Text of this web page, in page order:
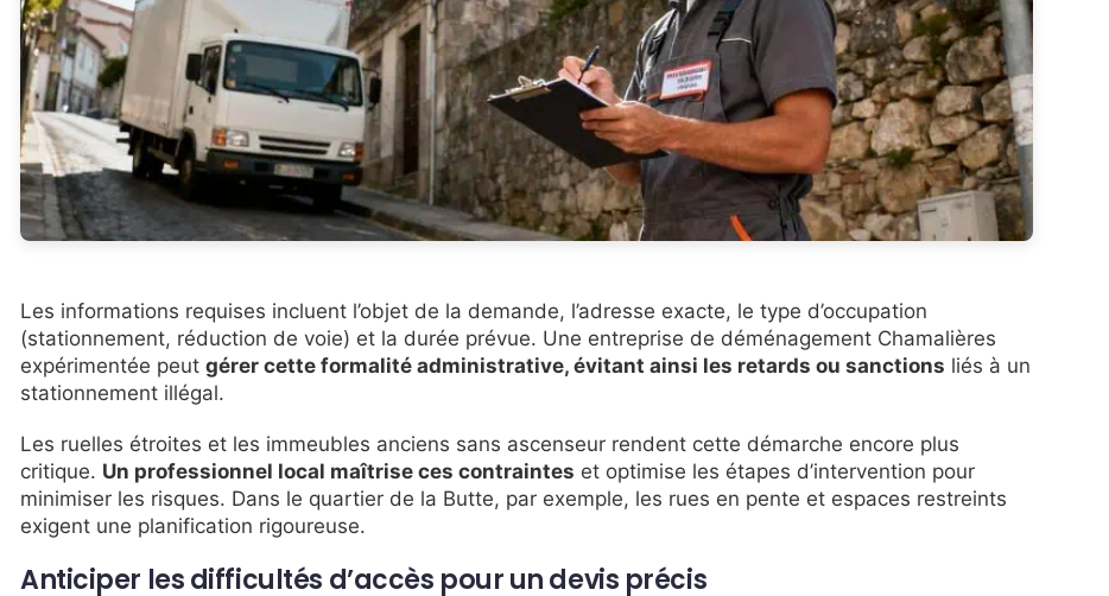
Les informations requises incluent l’objet de la demande, l’adresse exacte, le type d’occupation
(stationnement, réduction de voie) et la durée prévue. Une entreprise de déménagement Chamalières
expérimentée peut gérer cette formalité administrative, évitant ainsi les retards ou sanctions liés à un
stationnement illégal.
Les ruelles étroites et les immeubles anciens sans ascenseur rendent cette démarche encore plus
critique. Un professionnel local maîtrise ces contraintes et optimise les étapes d’intervention pour
minimiser les risques. Dans le quartier de la Butte, par exemple, les rues en pente et espaces restreints
exigent une planification rigoureuse.
Anticiper les difficultés d’accès pour un devis précis